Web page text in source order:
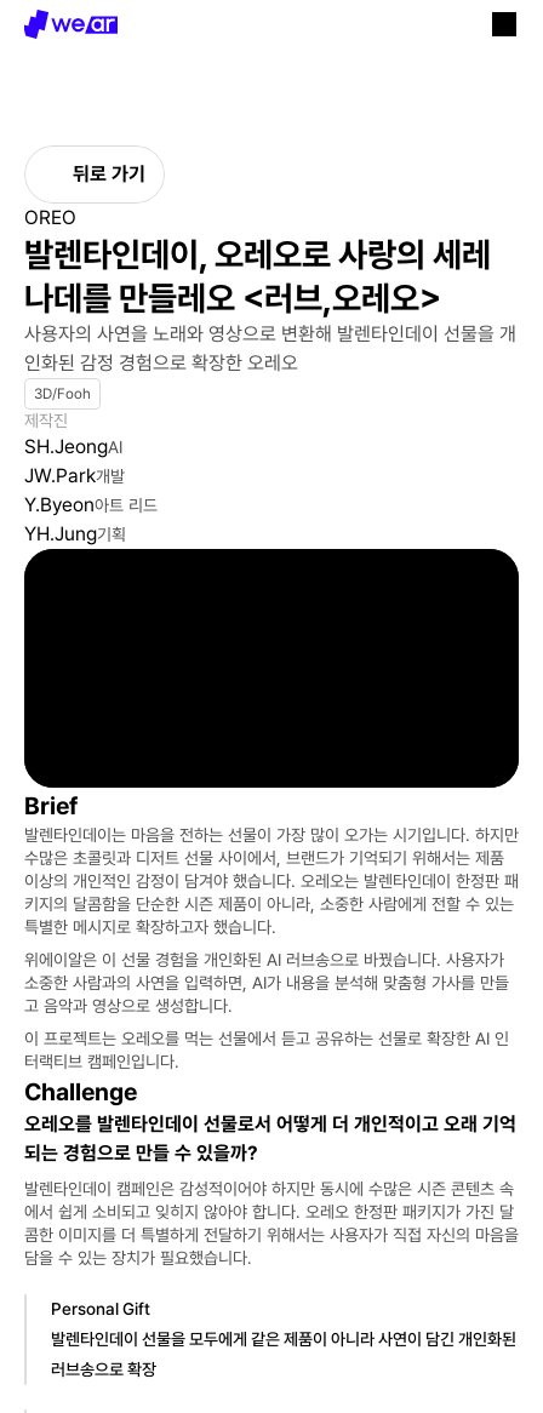
뒤로 가기
OREO
발렌타인데이, 오레오로 사랑의 세레
나데를 만들레오 <러브,오레오>
사용자의 사연을 노래와 영상으로 변환해 발렌타인데이 선물을 개
인화된 감정 경험으로 확장한 오레오
3D/Fooh
제작진
SH.JeongAI
JW.Park개발
Y.Byeon아트 리드
YH.Jung기획
Brief
발렌타인데이는 마음을 전하는 선물이 가장 많이 오가는 시기입니다. 하지만
수많은 초콜릿과 디저트 선물 사이에서, 브랜드가 기억되기 위해서는 제품
이상의 개인적인 감정이 담겨야 했습니다. 오레오는 발렌타인데이 한정판 패
키지의 달콤함을 단순한 시즌 제품이 아니라, 소중한 사람에게 전할 수 있는
특별한 메시지로 확장하고자 했습니다.
위에이알은 이 선물 경험을 개인화된 AI 러브송으로 바꿨습니다. 사용자가
소중한 사람과의 사연을 입력하면, AI가 내용을 분석해 맞춤형 가사를 만들
고 음악과 영상으로 생성합니다.
이 프로젝트는 오레오를 먹는 선물에서 듣고 공유하는 선물로 확장한 AI 인
터랙티브 캠페인입니다.
Challenge
오레오를 발렌타인데이 선물로서 어떻게 더 개인적이고 오래 기억
되는 경험으로 만들 수 있을까?
발렌타인데이 캠페인은 감성적이어야 하지만 동시에 수많은 시즌 콘텐츠 속
에서 쉽게 소비되고 잊히지 않아야 합니다. 오레오 한정판 패키지가 가진 달
콤한 이미지를 더 특별하게 전달하기 위해서는 사용자가 직접 자신의 마음을
담을 수 있는 장치가 필요했습니다.
Personal Gift
발렌타인데이 선물을 모두에게 같은 제품이 아니라 사연이 담긴 개인화된
러브송으로 확장